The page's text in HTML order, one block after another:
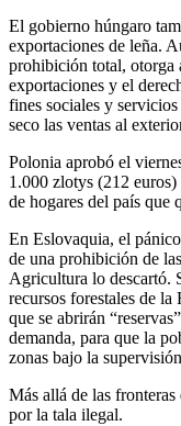
El gobierno húngaro
exportaciones de leña.
prohibición total, otorga
exportaciones y el
fines sociales y
seco las ventas al
Polonia aprobó el
1.000 zlotys (212
de hogares del país que
En Eslovaquia, el
de una prohibición de
Agricultura lo descartó.
recursos forestales de
que se abrirán
demanda, para que la
zonas bajo la
Más allá de las
por la tala ilegal.